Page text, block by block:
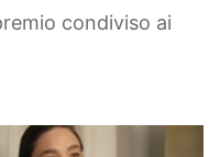
condiviso ai